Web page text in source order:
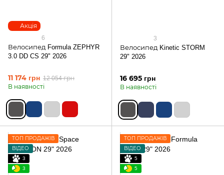
Акція
6
Велосипед Formula ZEPHYR
3.0 DD CS 29" 2026
11 174 грн 12 054 грн
В наявності
3
Велосипед Kinetic STORM
29" 2026
16 695 грн
В наявності
ТОП ПРОДАЖІВ
ВІДЕО
3
3
ТОП ПРОДАЖІВ
ВІДЕО
5
5